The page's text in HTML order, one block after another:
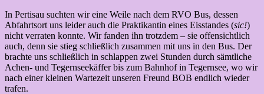
In Pertisau suchten wir eine Weile nach dem RVO Bus, dessen
Abfahrtsort uns leider auch die Praktikantin eines Eisstandes (sic!)
nicht verraten konnte. Wir fanden ihn trotzdem – sie offensichtlich
auch, denn sie stieg schließlich zusammen mit uns in den Bus. Der
brachte uns schließlich in schlappen zwei Stunden durch sämtliche
Achen- und Tegernseekäffer bis zum Bahnhof in Tegernsee, wo wir
nach einer kleinen Wartezeit unseren Freund BOB endlich wieder
trafen.